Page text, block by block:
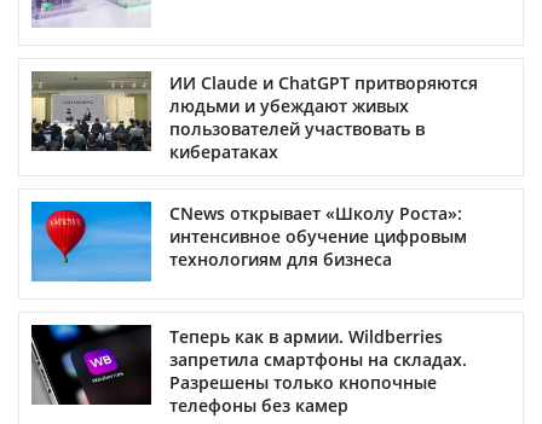
ИИ Claude и ChatGPT притворяются
людьми и убеждают живых
пользователей участвовать в
кибератаках
CNews открывает «Школу Роста»:
интенсивное обучение цифровым
технологиям для бизнеса
Теперь как в армии. Wildberries
запретила смартфоны на складах.
Разрешены только кнопочные
телефоны без камер